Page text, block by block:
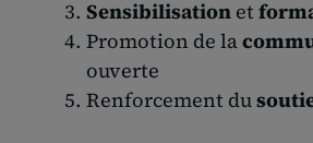
Sensibilisationet
Promotion de la
ouverte
Renforcement du